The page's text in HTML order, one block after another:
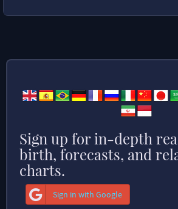
Sign up for in-depth
birth, forecasts, and
charts.
Sign in with Google